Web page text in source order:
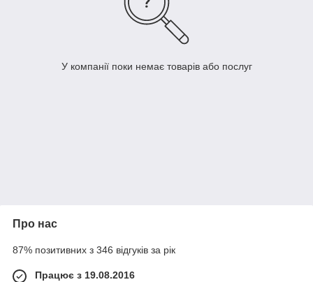
У компанії поки немає товарів або послуг
Про нас
87% позитивних з 346 відгуків за рік
Працює з 19.08.2016